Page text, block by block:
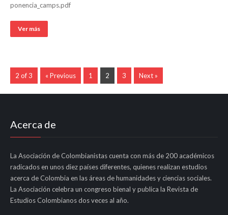
ponencia_camps.pdf
Ver más
2 of 3 « Previous 1 2 3 Next »
Acerca de
La Asociación de Colombianistas cuenta con más de 200 académicos
radicados en unos diez países diferentes, quienes realizan estudios
acerca de Colombia en las áreas de humanidades y ciencias sociales.
La Asociación celebra un congreso bienal y publica la Revista de
Estudios Colombianos dos veces al año.